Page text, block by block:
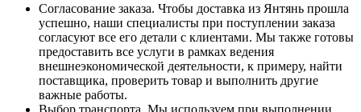
Согласование заказа. Чтобы доставка из Янтянь прошла
успешно, наши специалисты при поступлении заказа
согласуют все его детали с клиентами. Мы также готовы
предоставить все услуги в рамках ведения
внешнеэкономической деятельности, к примеру, найти
поставщика, проверить товар и выполнить другие
важные работы.
Выбор транспорта. Мы используем при выполнении